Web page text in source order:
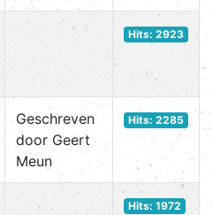
Hits: 2923
Geschreven
door Geert
Meun
Hits: 2285
Hits: 1972